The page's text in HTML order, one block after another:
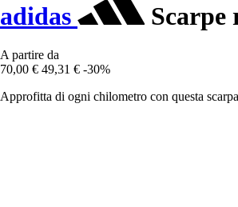
adidas Scarpe
A partire da
70,00 € 49,31 € -30%
Approfitta di ogni chilometro con questa